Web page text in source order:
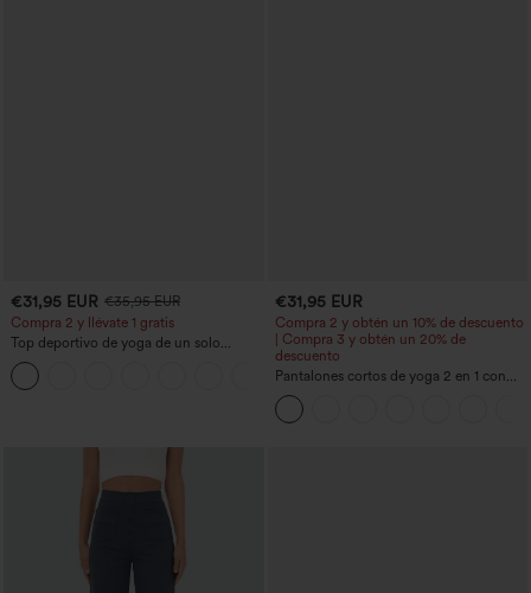
€31,95 EUR €35,95 EUR
Compra 2 y llévate 1 gratis
Top deportivo de yoga de un solo
hombro, manga larga con agujero para
el pulgar, dobladillo curvo estilo high-
low (frente más corto, espalda más
+3
€31,95 EUR
Compra 2 y obtén un 10% de descuento
| Compra 3 y obtén un 20% de
descuento
Pantalones cortos de yoga 2 en 1 con
bolsillo trasero de talle muy alto y
bolsillo lateral oculto de 5&#39;&#39;
de longitud más larga